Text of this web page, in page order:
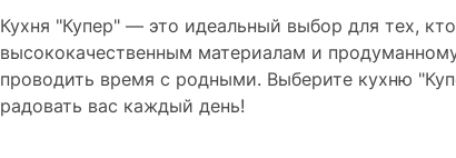
Кухня "Купер" — это идеальный выбор для тех,
высококачественным материалам и
проводить время с родными. Выберите кухню
радовать вас каждый день!